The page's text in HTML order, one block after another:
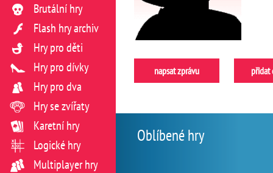
napsat zprávu přidat
Oblíbené hry
Brutální hry
Flash hry archiv
Hry pro děti
Hry pro dívky
Hry pro dva
Hry se zvířaty
Karetní hry
Logické hry
Multiplayer hry